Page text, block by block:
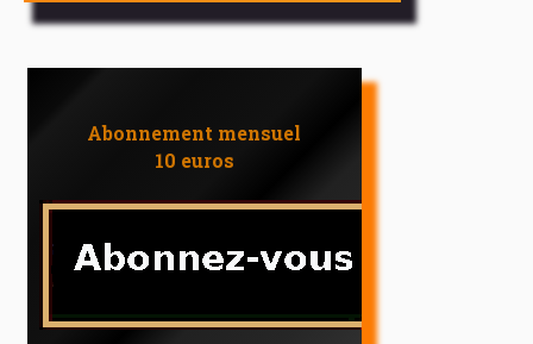
Abonnement mensuel
10 euros